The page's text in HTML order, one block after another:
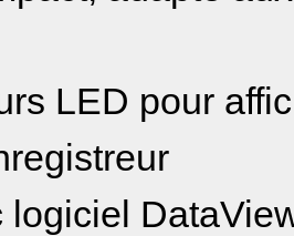
LED pour
logiciel